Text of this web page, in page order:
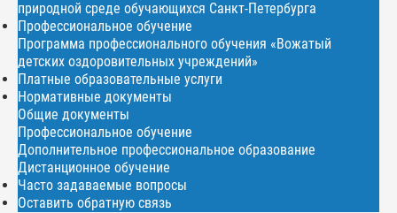
природной среде обучающихся Санкт-Петербурга
Профессиональное обучение
Программа профессионального обучения «Вожатый
детских оздоровительных учреждений»
Платные образовательные услуги
Нормативные документы
Общие документы
Профессиональное обучение
Дополнительное профессиональное образование
Дистанционное обучение
Часто задаваемые вопросы
Оставить обратную связь